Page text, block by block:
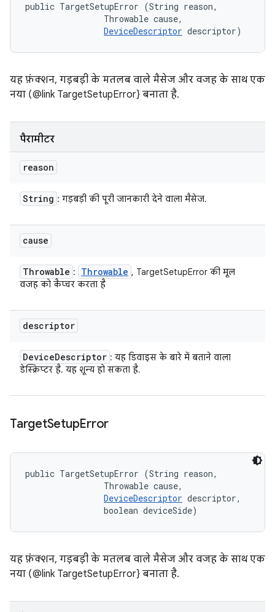
public TargetSetupError (String reason,
                Throwable cause,
DeviceDescriptor descriptor)
यह फ़ंक्शन, गड़बड़ी के मतलब वाले मैसेज और वजह के साथ एक
नया (@link TargetSetupError} बनाता है.
पैरामीटर
reason
String : गड़बड़ी की पूरी जानकारी देने वाला मैसेज.
cause
Throwable : Throwable , TargetSetupError की मूल
वजह को कैप्चर करता है
descriptor
DeviceDescriptor : यह डिवाइस के बारे में बताने वाला
डेस्क्रिप्टर है. यह शून्य हो सकता है.
TargetSetupError
public TargetSetupError (String reason,
                Throwable cause,
DeviceDescriptor descriptor,
                boolean deviceSide)
यह फ़ंक्शन, गड़बड़ी के मतलब वाले मैसेज और वजह के साथ एक
नया (@link TargetSetupError} बनाता है.